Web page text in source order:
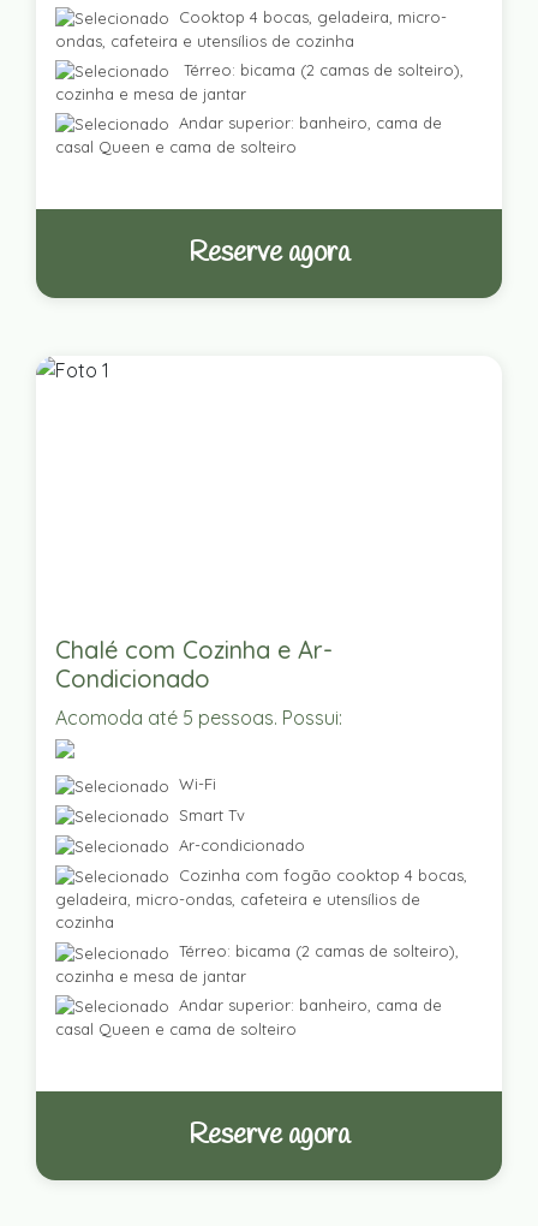
Cooktop 4 bocas, geladeira, micro-
ondas, cafeteira e utensílios de cozinha
Térreo: bicama (2 camas de solteiro),
cozinha e mesa de jantar
Andar superior: banheiro, cama de
casal Queen e cama de solteiro
Reserve agora
Chalé com Cozinha e Ar-
Condicionado
Acomoda até 5 pessoas. Possui:
Wi-Fi
Smart Tv
Ar-condicionado
Cozinha com fogão cooktop 4 bocas,
geladeira, micro-ondas, cafeteira e utensílios de
cozinha
Térreo: bicama (2 camas de solteiro),
cozinha e mesa de jantar
Andar superior: banheiro, cama de
casal Queen e cama de solteiro
Reserve agora